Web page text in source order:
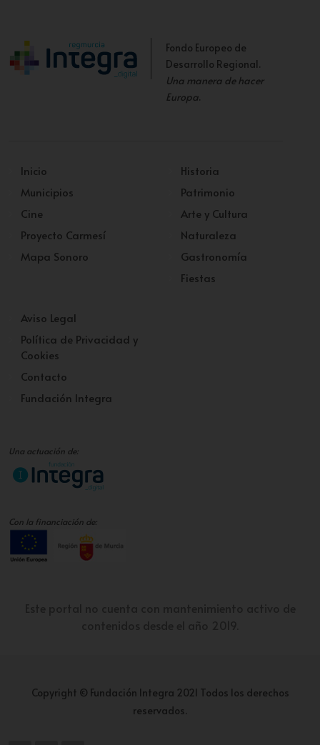
Fondo Europeo de
Desarrollo Regional.
Una manera de hacer
Europa.
Inicio
Municipios
Cine
Proyecto Carmesí
Mapa Sonoro
Historia
Patrimonio
Arte y Cultura
Naturaleza
Gastronomía
Fiestas
Aviso Legal
Política de Privacidad y
Cookies
Contacto
Fundación Integra
Una actuación de:
Con la financiación de:
Copyright © Fundación Integra 2021 Todos los derechos
reservados.